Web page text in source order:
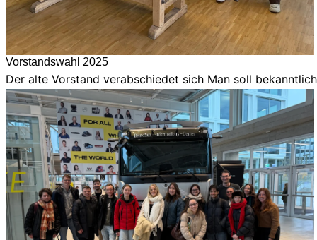
Vorstandswahl 2025
Der alte Vorstand verabschiedet sich Man soll